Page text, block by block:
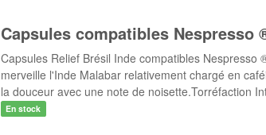
Capsules compatibles Nespresso
Capsules Relief Brésil Inde compatibles Nespresso
merveille l'Inde Malabar relativement chargé en
la douceur avec une note de noisette.Torréfaction
En stock